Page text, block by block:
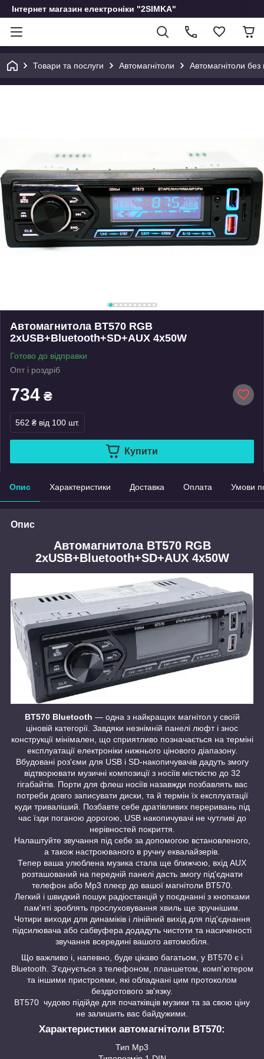
Інтернет магазин електроніки "2SIMKA"
Товари та послуги Автомагнітоли Автомагнітоли
Автомагнитола BT570 RGB
2xUSB+Bluetooth+SD+AUX 4x50W
Готово до відправки
Опт і роздріб
734 ₴
562 ₴ від 100 шт.
Купити
Опис Характеристики Доставка Оплата Умови
Опис
Автомагнитола BT570 RGB
2xUSB+Bluetooth+SD+AUX 4x50W
BT570 Bluetooth — одна з найкращих магнітол у своїй
ціновій категорії. Завдяки незнімній панелі люфт і знос
конструкції мінімален, що сприятливо позначається на терміні
експлуатації електроніки нижнього цінового діапазону.
Вбудовані роз'єми для USB і SD-накопичувачів дадуть змогу
відтворювати музичні композиції з носіїв місткістю до 32
гігабайтів. Порти для флеш носіїв назавжди позбавлять вас
потреби довго записувати диски, та й термін їх експлуатації
куди триваліший. Позбавте себе дратівливих переривань під
час їзди поганою дорогою, USB накопичувачі не чутливі до
нерівностей покриття.
Налаштуйте звучання під себе за допомогою встановленого,
а також настроюваного в ручну еквалайзерів.
Тепер ваша улюблена музика стала ще ближчою, вхід AUX
розташований на передній панелі дасть змогу під'єднати
телефон або Mp3 плеєр до вашої магнітоли BT570.
Легкий і швидкий пошук радіостанцій у поєднанні з кнопками
пам'яті зроблять прослуховування хвиль ще зручнішим.
Чотири виходи для динаміків і лінійний вихід для під'єднання
підсилювача або сабвуфера додадуть чистоти та насиченості
звучання всередині вашого автомобіля.
Що важливо і, напевно, буде цікаво багатьом, у BT570 є і
Bluetooth. З'єднується з телефоном, планшетом, комп'ютером
та іншими пристроями, які обладнані цим протоколом
бездротового зв'язку.
BT570 чудово підійде для початківців музики та за свою ціну
не залишить вас байдужими.
Характеристики автомагнітоли BT570:
Тип Mp3